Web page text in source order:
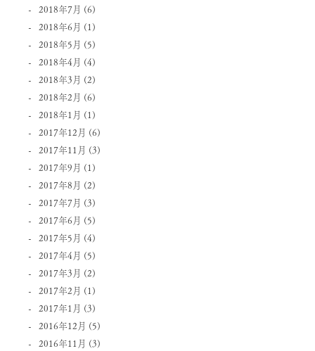
2018年7月 (6)
2018年6月 (1)
2018年5月 (5)
2018年4月 (4)
2018年3月 (2)
2018年2月 (6)
2018年1月 (1)
2017年12月 (6)
2017年11月 (3)
2017年9月 (1)
2017年8月 (2)
2017年7月 (3)
2017年6月 (5)
2017年5月 (4)
2017年4月 (5)
2017年3月 (2)
2017年2月 (1)
2017年1月 (3)
2016年12月 (5)
2016年11月 (3)